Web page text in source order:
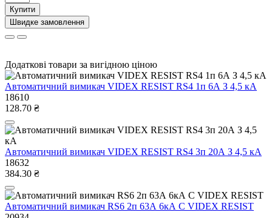
Купити
Швидке замовлення
Додаткові товари за вигідною ціною
Автоматичний вимикач VIDEX RESIST RS4 1п 6А З 4,5 кА
18610
128.70 ₴
Автоматичний вимикач VIDEX RESIST RS4 3п 20А З 4,5 кА
18632
384.30 ₴
Автоматичний вимикач RS6 2п 63А 6кА С VIDEX RESIST